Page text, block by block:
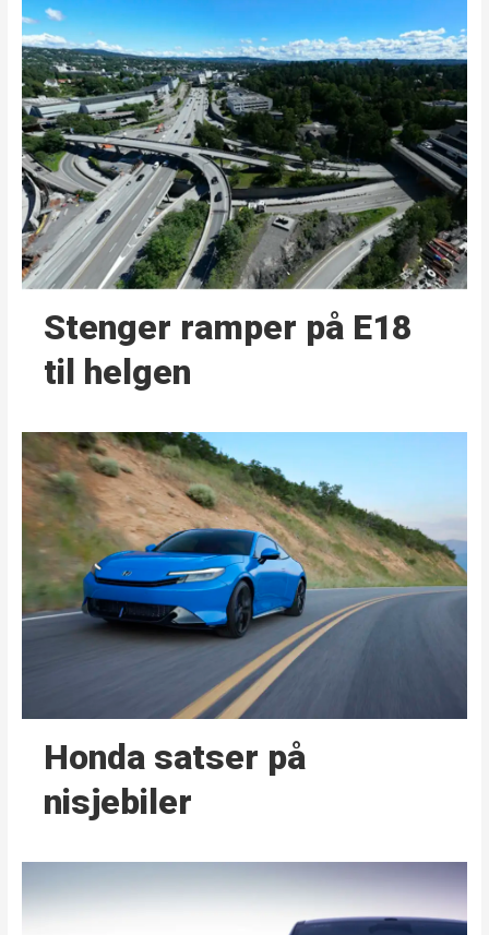
Stenger ramper på E18
til helgen
Honda satser på
nisjebiler